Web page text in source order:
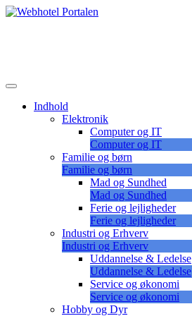
Skip
Indhold
Elektronik
Computer og IT
Computer og IT
Familie og børn
Familie og børn
Mad og Sundhed
Mad og Sundhed
Ferie og lejligheder
Ferie og lejligheder
Industri og Erhverv
Industri og Erhverv
Uddannelse & Ledelse
Uddannelse & Ledelse
Service og økonomi
Service og økonomi
Hobby og Dyr